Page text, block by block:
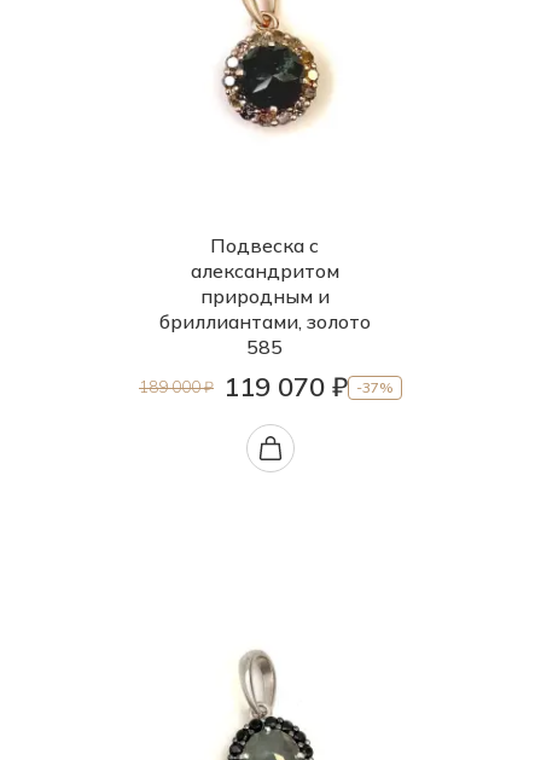
Подвеска с
александритом
природным и
бриллиантами, золото
585
189 000 ₽ 119 070 ₽ -37%